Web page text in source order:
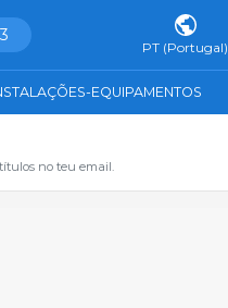
PT (Portugal)
EQUIPAMENTOS
no teu email.